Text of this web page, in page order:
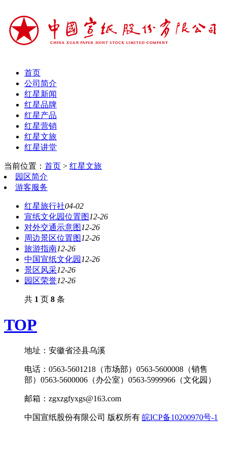
首页
公司简介
红星新闻
红星品牌
红星产品
红星营销
红星文旅
红星讲堂
当前位置： 首页 > 红星文旅
园区简介
游客服务
红星旅行社04-02
宣纸文化园位置图 12-26
对外交通示意图 12-26
周边景区位置图 12-26
旅游指南12-26
中国宣纸文化园 12-26
景区风采12-26
园区荣誉12-26
共 1 页 8 条
TOP
地址：安徽省泾县乌溪
电话：0563-5601218（市场部）0563-5600008（销售
部）0563-5600006（办公室）0563-5999966（文化园）
邮箱：zgxzgfyxgs@163.com
中国宣纸股份有限公司 版权所有 皖ICP备10200970号-1